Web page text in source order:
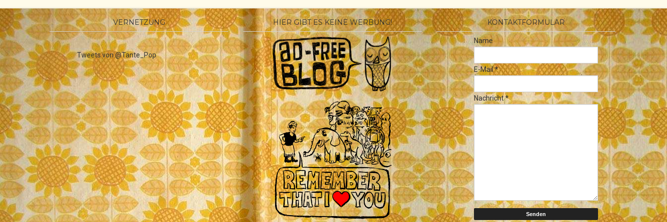
VERNETZUNG
Tweets von @Tante_Pop
HIER GIBT ES KEINE WERBUNG! KONTAKTFORMULAR
Name
E-Mail*
Nachricht*